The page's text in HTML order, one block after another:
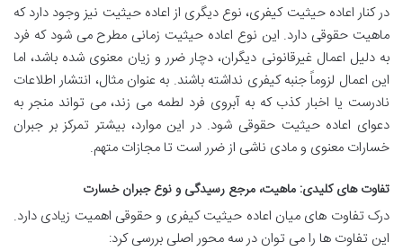
در کنار اعاده حیثیت کیفری، نوع دیگری از اعاده حیثیت نیز وجود دارد که
ماهیت حقوقی دارد. این نوع اعاده حیثیت زمانی مطرح می شود که فرد
به دلیل اعمال غیرقانونی دیگران، دچار ضرر و زیان معنوی شده باشد، اما
این اعمال لزوماً جنبه کیفری نداشته باشند. به عنوان مثال، انتشار اطلاعات
نادرست یا اخبار کذب که به آبروی فرد لطمه می زند، می تواند منجر به
دعوای اعاده حیثیت حقوقی شود. در این موارد، بیشتر تمرکز بر جبران
خسارات معنوی و مادی ناشی از ضرر است تا مجازات متهم.
تفاوت های کلیدی: ماهیت، مرجع رسیدگی و نوع جبران خسارت
درک تفاوت های میان اعاده حیثیت کیفری و حقوقی اهمیت زیادی دارد.
این تفاوت ها را می توان در سه محور اصلی بررسی کرد: